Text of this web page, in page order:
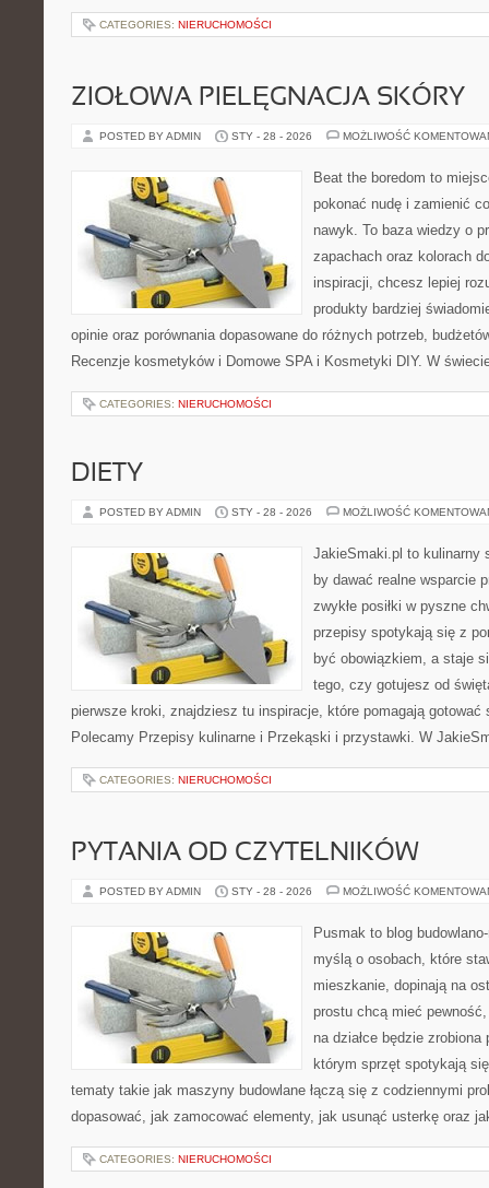
CATEGORIES: NIERUCHOMOŚCI
ZIOŁOWA PIELĘGNACJA SKÓRY
POSTED BY ADMIN STY - 28 - 2026 MOŻLIWOŚĆ
Beat the boredom to
pokonać nudę i zamienić
nawyk. To baza wiedzy o
zapachach oraz kolorach
inspiracji, chcesz lepiej
produkty bardziej
opinie oraz porównania dopasowane do różnych potrzeb,
Recenzje kosmetyków i Domowe SPA i Kosmetyki DIY. W
CATEGORIES: NIERUCHOMOŚCI
DIETY
POSTED BY ADMIN STY - 28 - 2026 MOŻLIWOŚĆ
JakieSmaki.pl to kulinarny
by dawać realne wsparcie
zwykłe posiłki w pyszne
przepisy spotykają się z
być obowiązkiem, a staje
tego, czy gotujesz od
pierwsze kroki, znajdziesz tu inspiracje, które pomagają
Polecamy Przepisy kulinarne i Przekąski i przystawki. W
CATEGORIES: NIERUCHOMOŚCI
PYTANIA OD CZYTELNIKÓW
POSTED BY ADMIN STY - 28 - 2026 MOŻLIWOŚĆ
Pusmak to blog
myślą o osobach, które
mieszkanie, dopinają na
prostu chcą mieć
na działce będzie
którym sprzęt spotykają
tematy takie jak maszyny budowlane łączą się z codziennymi
dopasować, jak zamocować elementy, jak usunąć usterkę oraz
CATEGORIES: NIERUCHOMOŚCI